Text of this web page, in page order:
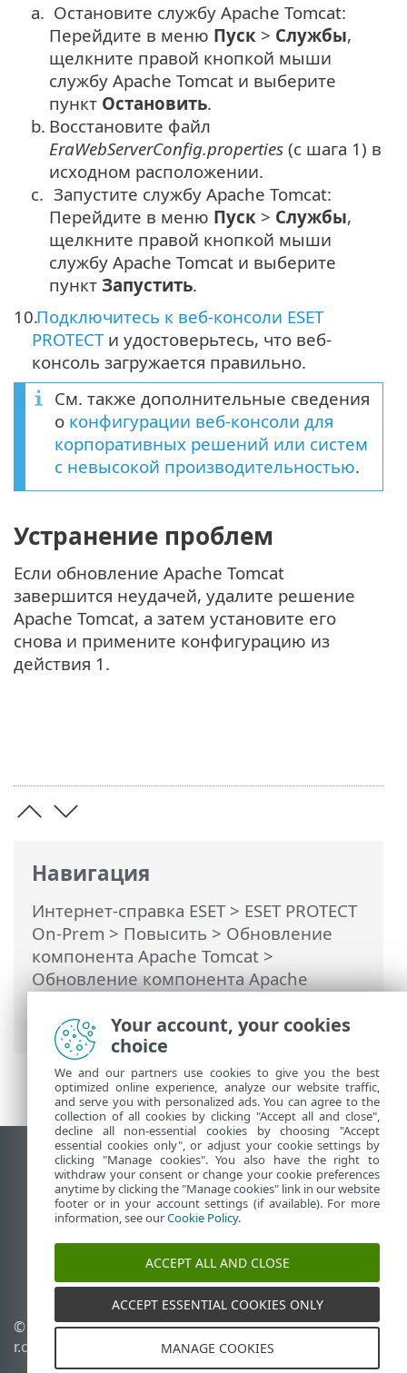
Навигация
Интернет-справка ESET> ESET PROTECT
On-Prem > Повысить > Обновление
компонента Apache Tomcat >
Обновление компонента Apache
установщика (Windows)
a. Остановите службу Apache Tomcat:
Перейдите в меню Пуск > Службы,
щелкните правой кнопкой мыши
службу Apache Tomcat и выберите
пункт Остановить.
b. Восстановите файл
EraWebServerConfig.properties (с шага 1) в
исходном расположении.
c. Запустите службу Apache Tomcat:
Перейдите в меню Пуск > Службы,
щелкните правой кнопкой мыши
службу Apache Tomcat и выберите
пункт Запустить.
10.Подключитесь к веб-консоли ESET
PROTECTи удостоверьтесь, что веб-
консоль загружается правильно.
См. также дополнительные сведения
о конфигурации веб-консоли для
корпоративных решений или систем
с невысокой производительностью.
Устранение проблем
Если обновление Apache Tomcat
завершится неудачей, удалите решение
Apache Tomcat, а затем установите его
снова и примените конфигурацию из
действия 1.
Использовать сайт для ПК
End of Life
База знаний ESET
ESET Status Portal
Региональная поддержка
© 1992 - 2026 ESET, spol. s
r.o. - Все права защищены.
Управлять файлами
Политика в отношении
Your account, your cookies
choice
We and our partners use cookies to give you the best
optimized online experience, analyze our website traffic,
and serve you with personalized ads. You can agree to the
collection of all cookies by clicking "Accept all and close",
decline all non-essential cookies by choosing "Accept
essential cookies only", or adjust your cookie settings by
clicking "Manage cookies". You also have the right to
withdraw your consent or change your cookie preferences
anytime by clicking the "Manage cookies" link in our website
footer or in your account settings (if available). For more
information, see ourCookie Policy.
ACCEPT ALL AND CLOSE
ACCEPT ESSENTIAL COOKIES ONLY
MANAGE COOKIES